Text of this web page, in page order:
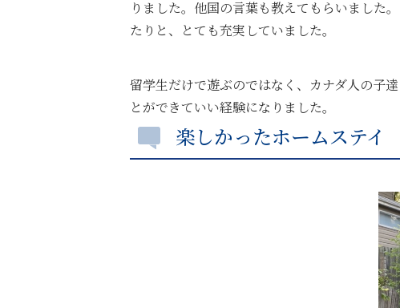
りました。他国の言葉も教えてもらいました
たりと、とても充実していました。
留学生だけで遊ぶのではなく、カナダ人の子
とができていい経験になりました。
楽しかったホームステイ